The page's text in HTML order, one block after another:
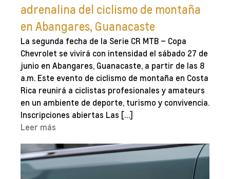
adrenalina del ciclismo de montaña
en Abangares, Guanacaste
La segunda fecha de la Serie CR MTB – Copa
Chevrolet se vivirá con intensidad el sábado 27 de
junio en Abangares, Guanacaste, a partir de las 8
a.m. Este evento de ciclismo de montaña en Costa
Rica reunirá a ciclistas profesionales y amateurs
en un ambiente de deporte, turismo y convivencia.
Inscripciones abiertas Las […]
Leer más